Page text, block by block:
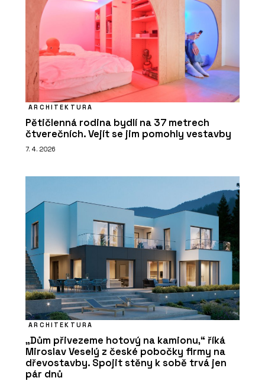
ARCHITEKTURA
Pětičlenná rodina bydlí na 37 metrech
čtverečních. Vejít se jim pomohly vestavby
7. 4. 2026
ARCHITEKTURA
„Dům přivezeme hotový na kamionu,“ říká
Miroslav Veselý z české pobočky firmy na
dřevostavby. Spojit stěny k sobě trvá jen
pár dnů